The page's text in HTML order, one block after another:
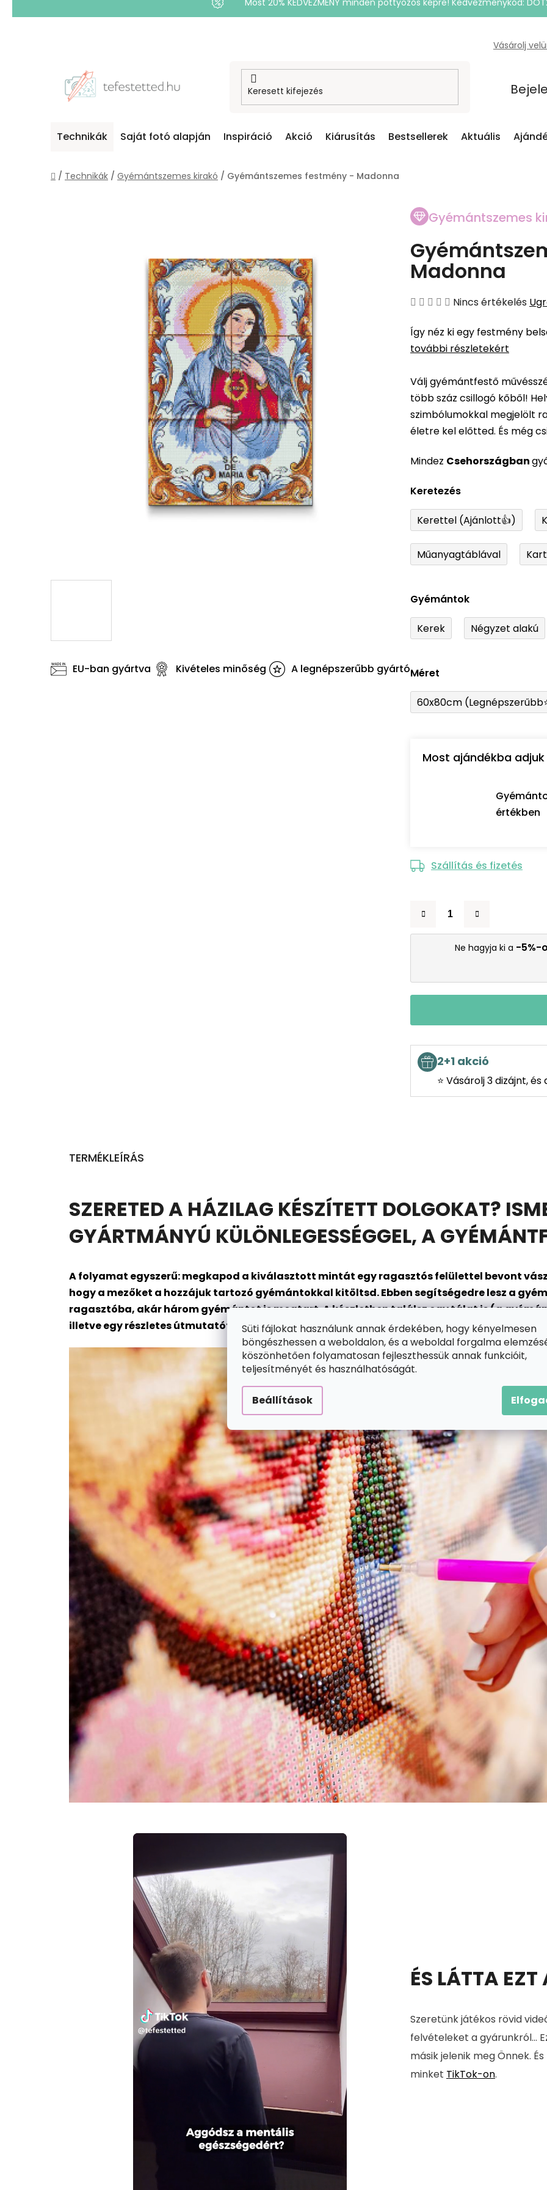
Süti fájlokat használunk annak érdekében, hogy kényelmesen
böngészhessen a weboldalon, és a weboldal forgalma
köszönhetően folyamatosan fejleszthessük annak funkcióit,
teljesítményét és használhatóságát.
Beállítások
Most 20% KEDVEZMÉNY minden pöttyözős képre! Kedvezménykód:
Vásárolj
Technikák Saját fotó alapján Inspiráció Akció Kiárusítás Bestsellerek Aktuális
Kezdőlap
/ Technikák / Gyémántszemes kirakó / Gyémántszemes festmény - Madonna
Gyémántszemes
Madonna
A
átlagos
értékelése
ből
0,0
csillag.
Nincs értékelés
Így néz ki egy festmény
további részletekért
Válj gyémántfestő
több száz csillogó kőből!
szimbólumokkal megjelölt
életre kel előtted. És még
Mindez Csehországban
Keretezés
Kerettel (Ajánlott👍)
Műanyagtáblával
Gyémántok
Kerek Négyzet alakú
Méret
60x80cm
Most ajándékba
értékben
Szállítás és fizetés
Ne hagyja ki a -5%-
2+1 akció
⭐ Vásárolj 3 dizájnt,
EU-ban gyártva Kivételes minőség A legnépszerűbb gyártó
TERMÉKLEÍRÁS
SZERETED A HÁZILAG KÉSZÍTETT DOLGOKAT?
GYÁRTMÁNYÚ KÜLÖNLEGESSÉGGEL, A
A folyamat egyszerű: megkapod a kiválasztott mintát egy ragasztós felülettel bevont
hogy a mezőket a hozzájuk tartozó gyémántokkal kitöltsd. Ebben segítségedre lesz a
ragasztóba, akár három gyémántot is megtart. A készletben találsz egy tálat is (a
illetve egy részletes útmutatót is. Készen állsz arra, hogy belépj a szórakozás csillogó
ÉS LÁTTA
Szeretünk játékos rövid
felvételeket a gyárunkról...
másik jelenik meg Önnek.
minket TikTok-on.